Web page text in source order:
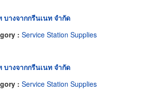
บางจากกรีนเนท จำกัด
: Service Station Supplies
บางจากกรีนเนท จำกัด
: Service Station Supplies